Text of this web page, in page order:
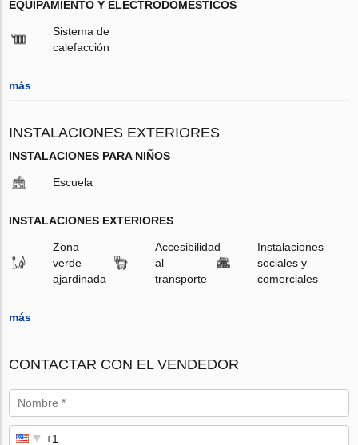
EQUIPAMIENTO Y ELECTRODOMÉSTICOS
Sistema de
calefacción
más
INSTALACIONES EXTERIORES
INSTALACIONES PARA NIÑOS
Escuela
INSTALACIONES EXTERIORES
Zona
verde
ajardinada
Accesibilidad
al
transporte
Instalaciones
sociales y
comerciales
más
CONTACTAR CON EL VENDEDOR